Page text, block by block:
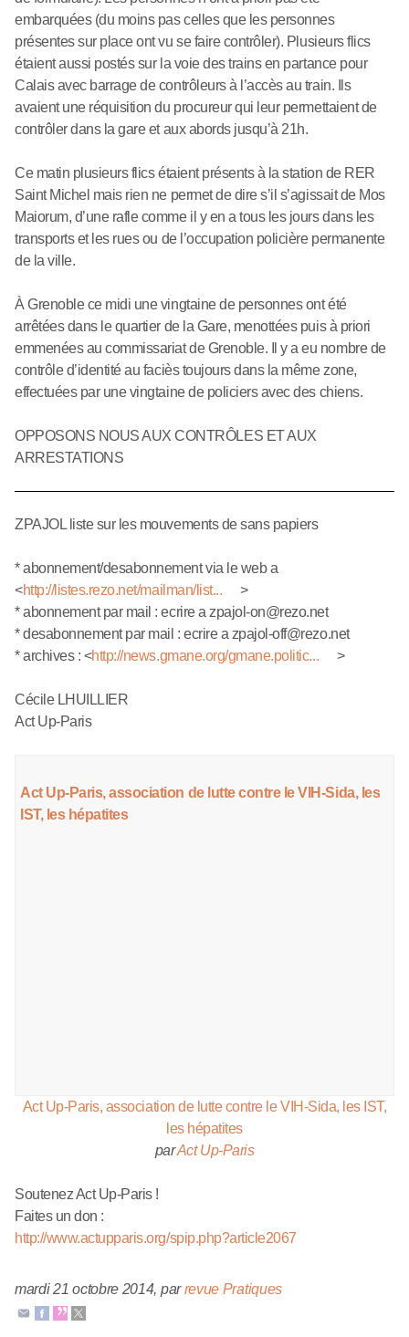
embarquées (du moins pas celles que les personnes
présentes sur place ont vu se faire contrôler). Plusieurs flics
étaient aussi postés sur la voie des trains en partance pour
Calais avec barrage de contrôleurs à l’accès au train. Ils
avaient une réquisition du procureur qui leur permettaient de
contrôler dans la gare et aux abords jusqu’à 21h.
Ce matin plusieurs flics étaient présents à la station de RER
Saint Michel mais rien ne permet de dire s’il s’agissait de Mos
Maiorum, d’une rafle comme il y en a tous les jours dans les
transports et les rues ou de l’occupation policière permanente
de la ville.
À Grenoble ce midi une vingtaine de personnes ont été
arrêtées dans le quartier de la Gare, menottées puis à priori
emmenées au commissariat de Grenoble. Il y a eu nombre de
contrôle d’identité au faciès toujours dans la même zone,
effectuées par une vingtaine de policiers avec des chiens.
OPPOSONS NOUS AUX CONTRÔLES ET AUX
ARRESTATIONS
ZPAJOL liste sur les mouvements de sans papiers
* abonnement/desabonnement via le web a
<http://listes.rezo.net/mailman/list...
>
* abonnement par mail : ecrire a zpajol-on@rezo.net
* desabonnement par mail : ecrire a zpajol-off@rezo.net
* archives : <http://news.gmane.org/gmane.politic... >
Cécile LHUILLIER
Act Up-Paris
Act Up-Paris, association de lutte contre le VIH-Sida, les
IST, les hépatites
Act Up-Paris, association de lutte contre le VIH-Sida, les IST,
les hépatites
parAct Up-Paris
Soutenez Act Up-Paris !
Faites un don :
http://www.actupparis.org/spip.php?article2067
mardi 21 octobre 2014, parrevue Pratiques